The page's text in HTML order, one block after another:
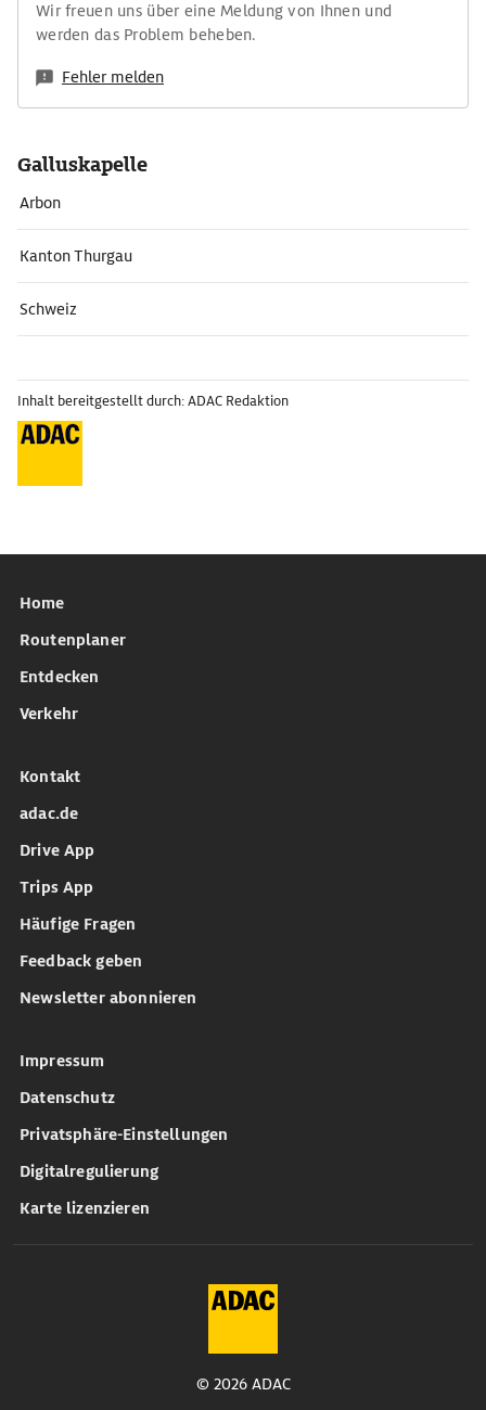
Wir freuen uns über eine Meldung von Ihnen und
werden das Problem beheben.
Fehler melden
Galluskapelle
Arbon
Kanton Thurgau
Schweiz
Inhalt bereitgestellt durch: ADAC Redaktion
Home
Routenplaner
Entdecken
Verkehr
Kontakt
adac.de
Drive App
Trips App
Häufige Fragen
Feedback geben
Newsletter abonnieren
Impressum
Datenschutz
Privatsphäre-Einstellungen
Digitalregulierung
Karte lizenzieren
© 2026 ADAC